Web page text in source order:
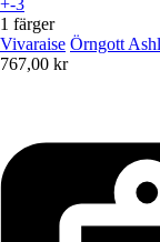
1 färger
Vivaraise Örngott
767,00 kr